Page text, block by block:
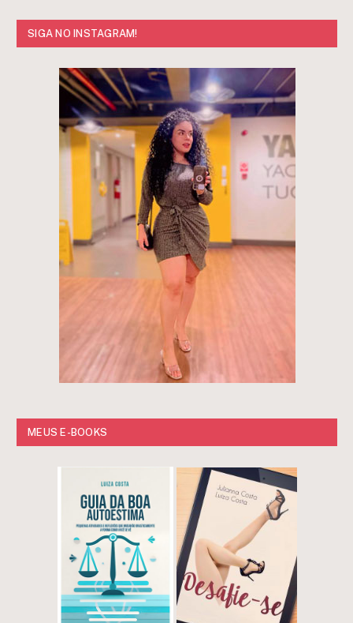
SIGA NO INSTAGRAM!
MEUS E-BOOKS